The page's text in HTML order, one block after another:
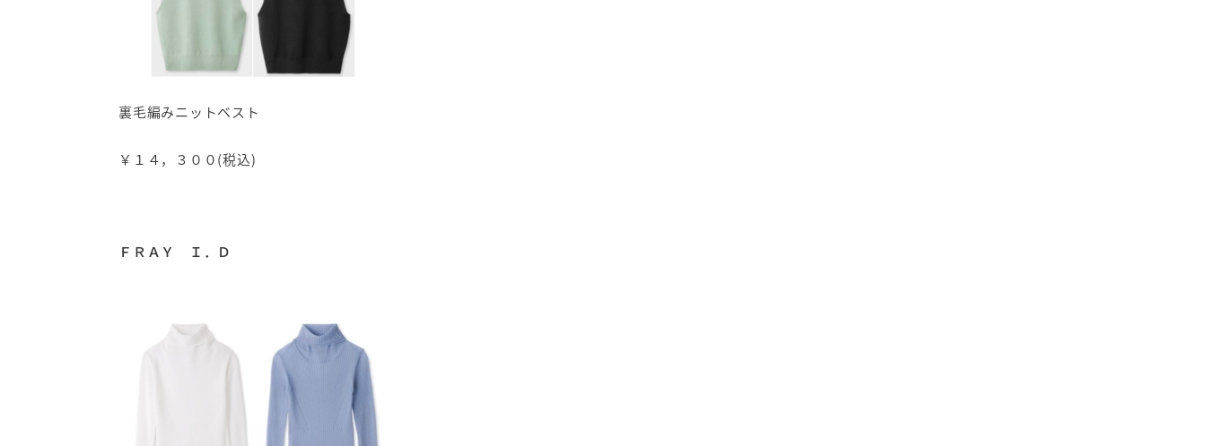
裏毛編みニットベスト
￥１４，３００(税込)
ＦＲＡＹ Ｉ．Ｄ